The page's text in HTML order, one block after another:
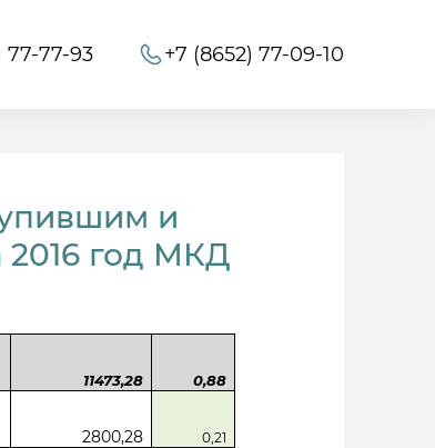
77-77-93 +7 (8652) 77-09-10
и
год МКД
11473,28 0,88
2800,28 0,21